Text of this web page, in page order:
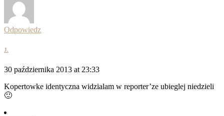
Odpowiedz
J.
30 października 2013 at 23:33
Kopertowke identyczna widzialam w reporter’ze ubieglej niedzieli
🙂